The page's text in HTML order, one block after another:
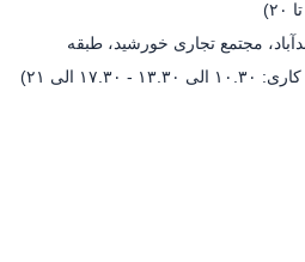
مجتمع تجاری خورشید، طبقه